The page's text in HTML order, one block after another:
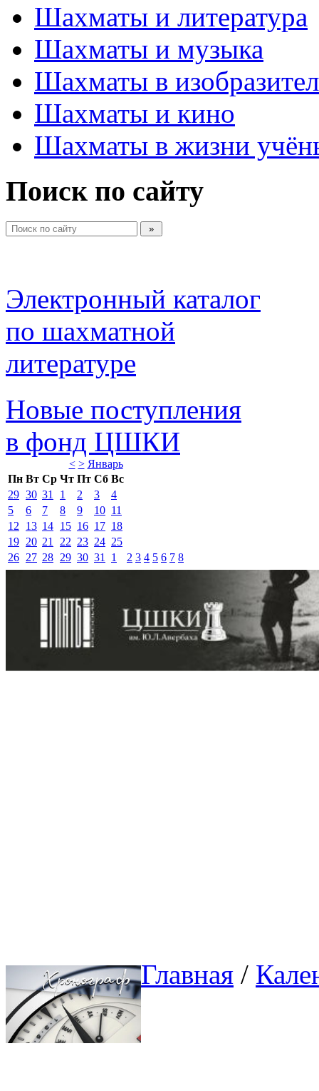
Шахматы и литература
Шахматы и музыка
Шахматы в
Шахматы и кино
Шахматы в жизни
Поиск по сайту
Электронный каталог
по шахматной
литературе
Новые поступления
в фонд ЦШКИ
< > Январь
Пн Вт Ср Чт Пт Сб Вс
29 30 31 1 2 3
4
5
6 7 8 9 10 11
12
13 14 15 16 17 18
19 20 21 22 23 24 25
26 27 28 29 30 31 1 2 3 4 5 6 7 8
Главная /